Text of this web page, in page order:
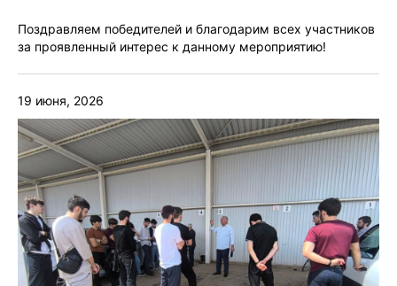
Поздравляем победителей и благодарим всех участников
за проявленный интерес к данному мероприятию!
19 июня, 2026